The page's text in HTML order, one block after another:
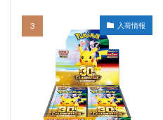
入荷情報